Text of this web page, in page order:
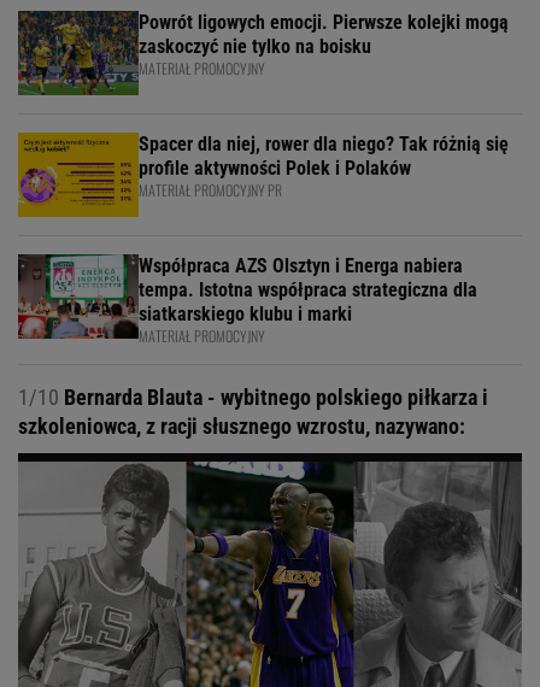
Powrót ligowych emocji. Pierwsze kolejki mogą
zaskoczyć nie tylko na boisku
MATERIAŁ PROMOCYJNY
Spacer dla niej, rower dla niego? Tak różnią się
profile aktywności Polek i Polaków
MATERIAŁ PROMOCYJNY PR
Współpraca AZS Olsztyn i Energa nabiera
tempa. Istotna współpraca strategiczna dla
siatkarskiego klubu i marki
MATERIAŁ PROMOCYJNY
1/10 Bernarda Blauta - wybitnego polskiego piłkarza i
szkoleniowca, z racji słusznego wzrostu, nazywano: